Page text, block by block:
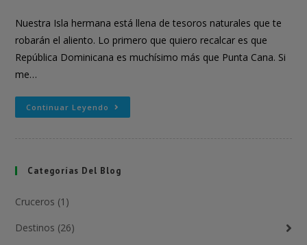
Nuestra Isla hermana está llena de tesoros naturales que te
robarán el aliento. Lo primero que quiero recalcar es que
República Dominicana es muchísimo más que Punta Cana. Si
me…
Continuar Leyendo
Categorías Del Blog
Cruceros (1)
Destinos (26)